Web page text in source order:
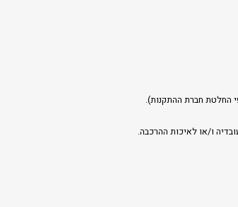
החלטת חברת ההתקנות).
ו/או לאיכות ההרכבה.